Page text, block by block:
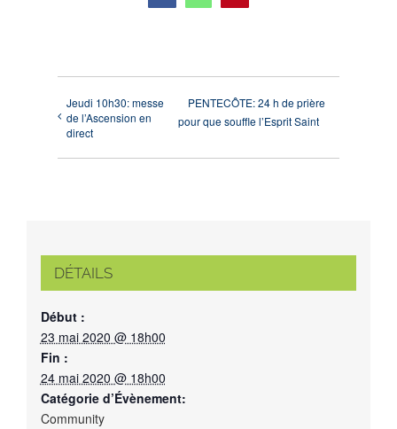
Jeudi 10h30: messe
de l’Ascension en
direct
PENTECÔTE: 24 h de prière
pour que souffle l’Esprit Saint
DÉTAILS
Début :
23 mai 2020 @ 18h00
Fin :
24 mai 2020 @ 18h00
Catégorie d’Évènement:
Community